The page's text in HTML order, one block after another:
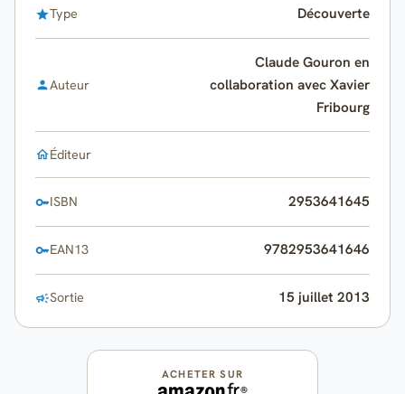
Type Découverte
Auteur
Claude Gouron en
collaboration avec Xavier
Fribourg
Éditeur
ISBN 2953641645
EAN13 9782953641646
Sortie 15 juillet 2013
ACHETER SUR